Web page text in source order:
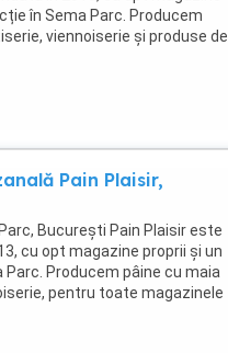
în Sema Parc. Producem
viennoiserie și produse de
Pain Plaisir,
București Pain Plaisir este
cu opt magazine proprii și un
Producem pâine cu maia
pentru toate magazinele